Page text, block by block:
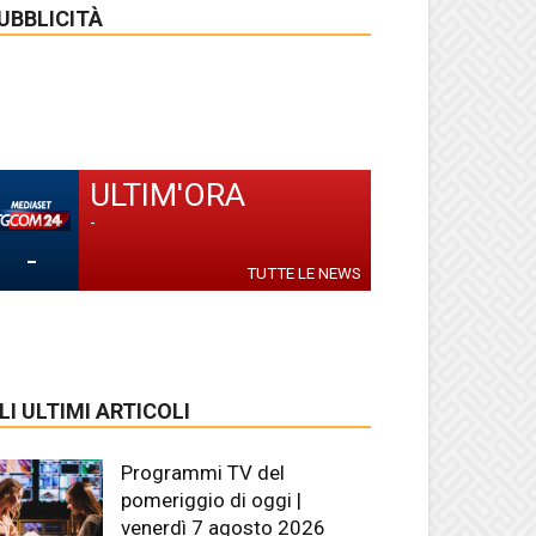
-
ULTIM'ORA
-
TUTTE LE NEWS
ULTIMI ARTICOLI
Programmi TV del
pomeriggio di oggi |
venerdì 7 agosto 2026